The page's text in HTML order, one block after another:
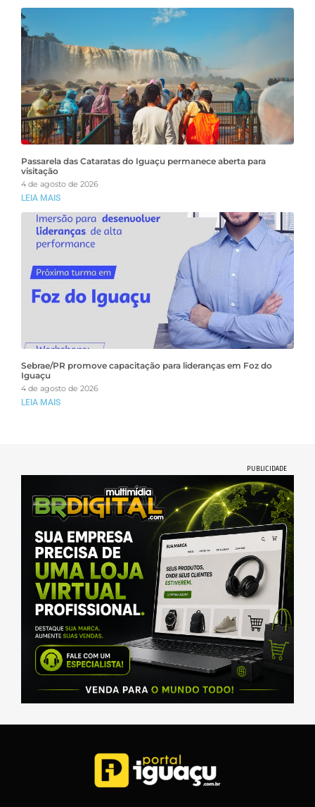
Passarela das Cataratas do Iguaçu permanece aberta para
visitação
4 de agosto de 2026
LEIA MAIS
Sebrae/PR promove capacitação para lideranças em Foz do
Iguaçu
4 de agosto de 2026
LEIA MAIS
PUBLICIDADE